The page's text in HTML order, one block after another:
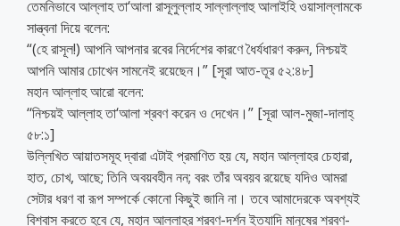
তেমনিভাবে আল্লাহ তা‘আলা রাসূলুল্লাহ সাল্লাল্লাহু আলাইহি ওয়াসাল্লামকে
সান্ত্বনা দিয়ে বলেন:
“(হে রাসূল!) আপনি আপনার রবের নির্দেশের কারণে ধৈর্যধারণ করুন, নিশ্চয়ই
আপনি আমার চোখেন সামনেই রয়েছেন।” [সূরা আত-তূর ৫২:৪৮]
মহান আল্লাহ আরো বলেন:
‘‘নিশ্চয়ই আল্লাহ তা‘আলা শ্রবণ করেন ও দেখেন।” [সূরা আল-মুজা-দালাহ্
৫৮:১]
উল্লিখিত আয়াতসমূহ দ্বারা এটাই প্রমাণিত হয় যে, মহান আল্লাহর চেহারা,
হাত, চোখ, আছে; তিনি অবয়বহীন নন; বরং তাঁর অবয়ব রয়েছে যদিও আমরা
সেটার ধরণ বা রূপ সম্পর্কে কোনো কিছুই জানি না। তবে আমাদেরকে অবশ্যই
বিশ্বাস করতে হবে যে, মহান আল্লাহর শ্রবণ-দর্শন ইত্যাদি মানুষের শ্রবণ-